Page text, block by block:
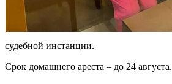
судебной инстанции.
Срок домашнего ареста – до 24 августа.